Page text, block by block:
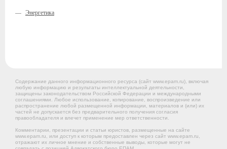
— Энергетика
Содержание данного информационного ресурса (сайт www.epam.ru), включая
любую информацию и результаты интеллектуальной деятельности,
защищены законодательством Российской Федерации и международными
соглашениями. Любое использование, копирование, воспроизведение или
распространение любой размещенной информации, материалов и (или) их
частей не допускается без предварительного получения согласия
правообладателя и влечет применение мер ответственности.
Комментарии, презентации и статьи юристов, размещенные на сайте
www.epam.ru, или доступ к которым предоставлен через сайт www.epam.ru,
отражают их личное мнение и собственные выводы, которые могут не